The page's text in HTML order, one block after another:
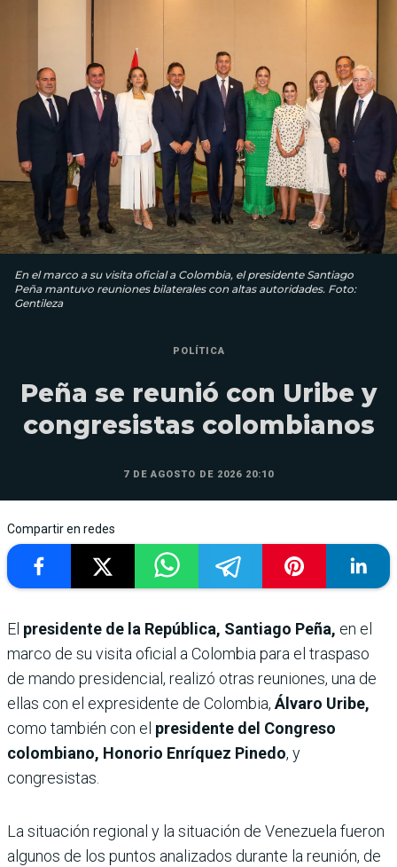
En el marco a su visita oficial a Colombia, el presidente Santiago
Peña mantuvo reuniones bilaterales con altas autoridades. Foto:
Gentileza
POLÍTICA
Peña se reunió con Uribe y
congresistas colombianos
7 DE AGOSTO DE 2026 20:10
Compartir en redes
El presidente de la República, Santiago Peña, en el
marco de su visita oficial a Colombia para el traspaso
de mando presidencial, realizó otras reuniones, una de
ellas con el expresidente de Colombia, Álvaro Uribe,
como también con el presidente del Congreso
colombiano, Honorio Enríquez Pinedo, y
congresistas.
La situación regional y la situación de Venezuela fueron
algunos de los puntos analizados durante la reunión, de